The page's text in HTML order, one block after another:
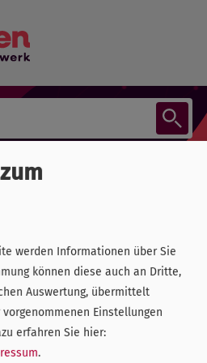
Kompetenzzentrum
des Bundes
die
und Kunden untersucht und die
werden Informationen über Sie
können diese auch an Dritte,
Auswertung, übermittelt
Einstellungen
erfahren Sie hier:
.